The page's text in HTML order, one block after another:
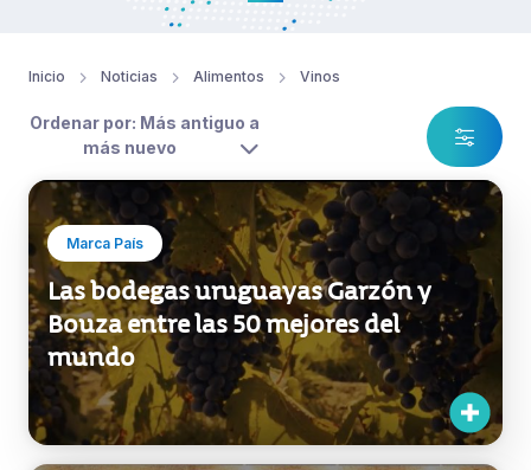
Inicio Noticias Alimentos Vinos
Ordenar por: Más antiguo a
más nuevo
Marca País
Las bodegas uruguayas Garzón y
Bouza entre las 50 mejores del
mundo